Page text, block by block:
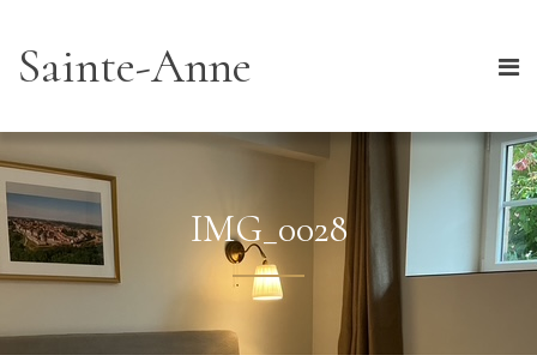
Sainte-Anne
IMG_0028